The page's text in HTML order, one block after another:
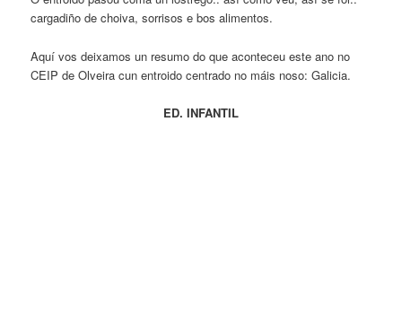
cargadiño de choiva, sorrisos e bos alimentos.
Aquí vos deixamos un resumo do que aconteceu este ano no
CEIP de Olveira cun entroido centrado no máis noso: Galicia.
ED. INFANTIL